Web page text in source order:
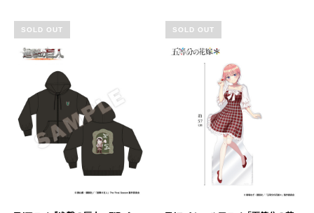
SOLD OUT SOLD OUT